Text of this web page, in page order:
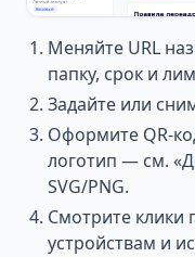
Меняйте URL
папку, срок и
Задайте или
Оформите QR-
логотип — см.
SVG/PNG.
Смотрите клики
устройствам и